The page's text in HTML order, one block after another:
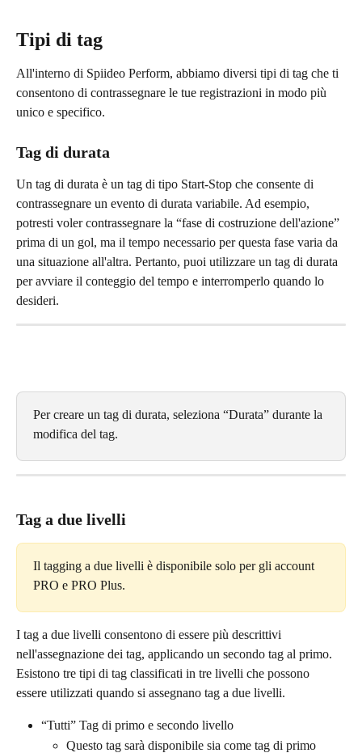
Tipi di tag
All'interno di Spiideo Perform, abbiamo diversi tipi di tag che ti
consentono di contrassegnare le tue registrazioni in modo più
unico e specifico.
Tag di durata
Un tag di durata è un tag di tipo Start-Stop che consente di
contrassegnare un evento di durata variabile. Ad esempio,
potresti voler contrassegnare la “fase di costruzione dell'azione”
prima di un gol, ma il tempo necessario per questa fase varia da
una situazione all'altra. Pertanto, puoi utilizzare un tag di durata
per avviare il conteggio del tempo e interromperlo quando lo
desideri.
Per creare un tag di durata, seleziona “Durata” durante la
modifica del tag.
Tag a due livelli
Il tagging a due livelli è disponibile solo per gli account
PRO e PRO Plus.
I tag a due livelli consentono di essere più descrittivi
nell'assegnazione dei tag, applicando un secondo tag al primo.
Esistono tre tipi di tag classificati in tre livelli che possono
essere utilizzati quando si assegnano tag a due livelli.
“Tutti” Tag di primo e secondo livello
Questo tag sarà disponibile sia come tag di primo